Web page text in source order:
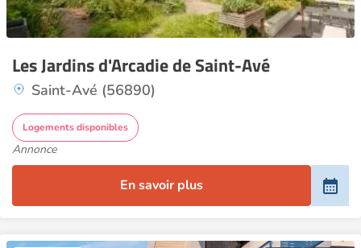
Les Jardins d'Arcadie de Saint-Avé
Saint-Avé (56890)
Logements disponibles
Annonce
En savoir plus